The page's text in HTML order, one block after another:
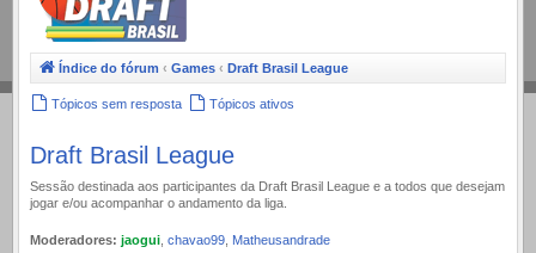
Índice do fórum ‹ Games ‹ Draft Brasil League
Tópicos sem resposta Tópicos ativos
Draft Brasil League
Sessão destinada aos participantes da Draft Brasil League e a todos que desejam
jogar e/ou acompanhar o andamento da liga.
Moderadores: jaogui chavao99 Matheusandrade